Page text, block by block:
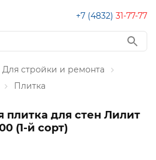
+7 (4832) 31-77-77
Для стройки и ремонта
Плитка
плитка для стен Лилит
(1-й сорт)